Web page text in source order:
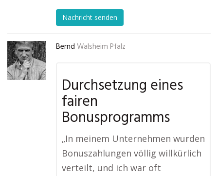
Nachricht senden
Bernd Walsheim Pfalz
Durchsetzung eines
fairen
Bonusprogramms
„In meinem Unternehmen wurden
Bonuszahlungen völlig willkürlich
verteilt, und ich war oft